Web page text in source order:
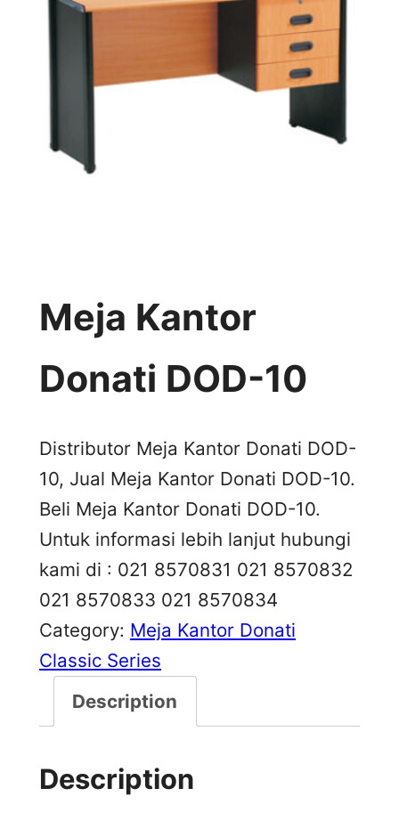
Meja Kantor
Donati DOD-10
Distributor Meja Kantor Donati DOD-
10, Jual Meja Kantor Donati DOD-10.
Beli Meja Kantor Donati DOD-10.
Untuk informasi lebih lanjut hubungi
kami di : 021 8570831 021 8570832
021 8570833 021 8570834
Category: Meja Kantor Donati
Classic Series
Description
Description